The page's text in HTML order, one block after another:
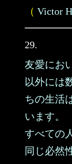
（ Victor
29.
友愛にお
以外には
ちの生活
います。
すべての
同じ必然